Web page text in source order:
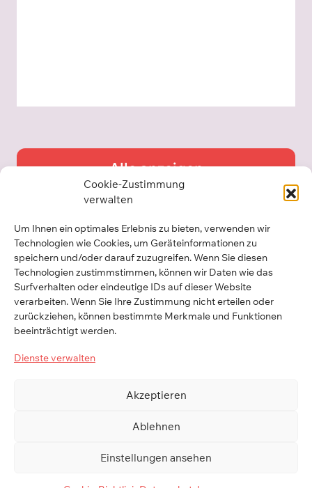
Cookie-Zustimmung
verwalten
Um Ihnen ein optimales Erlebnis zu bieten, verwenden wir
Technologien wie Cookies, um Geräteinformationen zu
speichern und/oder darauf zuzugreifen. Wenn Sie diesen
Technologien zustimmstimmen, können wir Daten wie das
Surfverhalten oder eindeutige IDs auf dieser Website
verarbeiten. Wenn Sie Ihre Zustimmung nicht erteilen oder
zurückziehen, können bestimmte Merkmale und Funktionen
beeinträchtigt werden.
Dienste verwalten
Akzeptieren
Ablehnen
Einstellungen ansehen
Alle anzeigen
GLOSSAR
Center für Philanthropie
Universität Liechtenstein
Fürst-Franz-Josef-Strasse